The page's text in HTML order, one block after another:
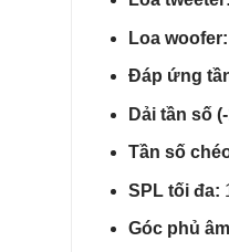
Loa woofer:
Đáp ứng
Dải tần số
Tần số
SPL tối đa:
Góc phủ